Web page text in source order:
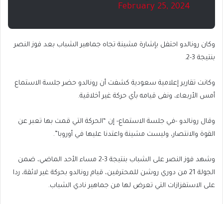
February 25, 2024
وكان رونالدو احتفل بإشارة مشينة تجاه جماهير الشباب بعد فوز النصر
بنتيجة 3-2.
وكانت تقارير إعلامية سعودية كشفت أن رونالدو حضر جلسة الاستماع
أمس الأربعاء، ونفى قيامه بأي حركة غير أخلاقية.
وقال رونالدو -في جلسة الاستماع- إن “الحركة التي قمت بها تعبر عن
القوة والانتصار، وليست مشينة واعتدنا عليها في أوروبا”.
وشهد فوز النصر على الشباب بنتيجة 3-2 مساء الأحد الماضي، ضمن
الجولة 21 من دوري روشن للمحترفين، قيام رونالدو بحركة غير لائقة، ردا
على الاستفزازات التي تعرض لها من جماهير نادي الشباب.